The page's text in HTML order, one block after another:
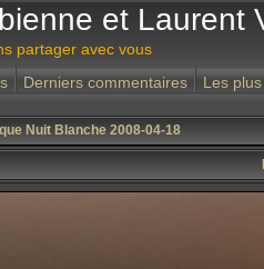
et Laurent
partager avec vous
Derniers commentaires Les
Nuit Blanche 2008-04-18